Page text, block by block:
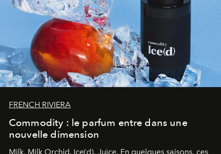
FRENCH RIVIERA
Commodity : le parfum entre dans une
nouvelle dimension
Milk. Milk Orchid. Ice(d). Juice. En quelques saisons, ces